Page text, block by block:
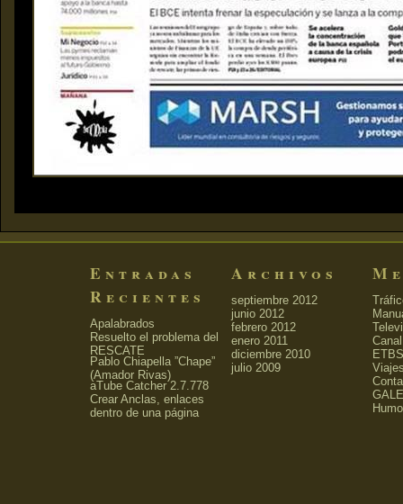
Entradas
Recientes
Apalabrados
Resuelto el problema del
RESCATE
Pablo Chiapella ”Chape”
(Amador Rivas)
aTube Catcher 2.7.778
Crear Anclas, enlaces
dentro de una página
Archivos
septiembre 2012
junio 2012
febrero 2012
enero 2011
diciembre 2010
julio 2009